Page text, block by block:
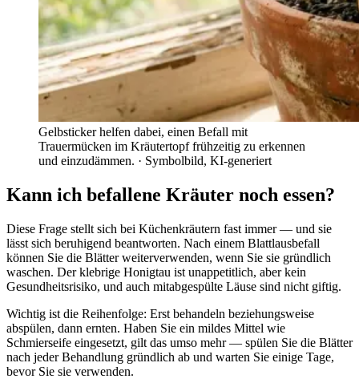
Gelbsticker helfen dabei, einen Befall mit
Trauermücken im Kräutertopf frühzeitig zu erkennen
und einzudämmen. · Symbolbild, KI-generiert
Kann ich befallene Kräuter noch essen?
Diese Frage stellt sich bei Küchenkräutern fast immer — und sie
lässt sich beruhigend beantworten. Nach einem Blattlausbefall
können Sie die Blätter weiterverwenden, wenn Sie sie gründlich
waschen. Der klebrige Honigtau ist unappetitlich, aber kein
Gesundheitsrisiko, und auch mitabgespülte Läuse sind nicht giftig.
Wichtig ist die Reihenfolge: Erst behandeln beziehungsweise
abspülen, dann ernten. Haben Sie ein mildes Mittel wie
Schmierseife eingesetzt, gilt das umso mehr — spülen Sie die Blätter
nach jeder Behandlung gründlich ab und warten Sie einige Tage,
bevor Sie sie verwenden.